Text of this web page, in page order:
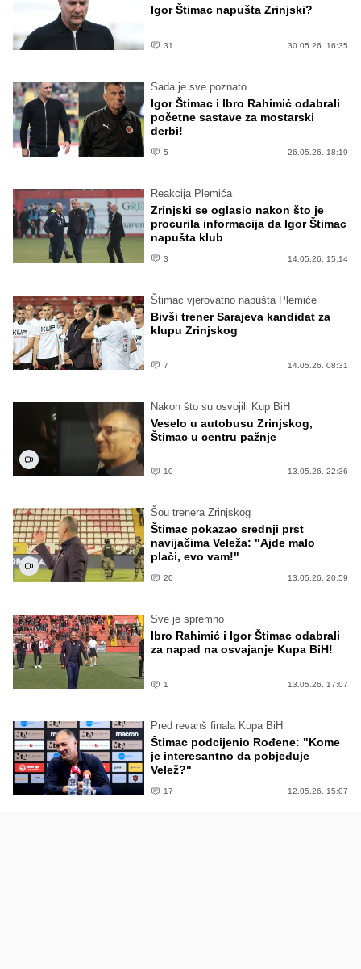
Igor Štimac napušta Zrinjski?
31 30.05.26. 16:35
Sada je sve poznato
Igor Štimac i Ibro Rahimić odabrali
početne sastave za mostarski
derbi!
5 26.05.26. 18:19
Reakcija Plemića
Zrinjski se oglasio nakon što je
procurila informacija da Igor Štimac
napušta klub
3 14.05.26. 15:14
Štimac vjerovatno napušta Plemiće
Bivši trener Sarajeva kandidat za
klupu Zrinjskog
7 14.05.26. 08:31
Nakon što su osvojili Kup BiH
Veselo u autobusu Zrinjskog,
Štimac u centru pažnje
10 13.05.26. 22:36
Šou trenera Zrinjskog
Štimac pokazao srednji prst
navijačima Veleža: "Ajde malo
plači, evo vam!"
20 13.05.26. 20:59
Sve je spremno
Ibro Rahimić i Igor Štimac odabrali
za napad na osvajanje Kupa BiH!
1 13.05.26. 17:07
Pred revanš finala Kupa BiH
Štimac podcijenio Rođene: "Kome
je interesantno da pobjeđuje
Velež?"
17 12.05.26. 15:07